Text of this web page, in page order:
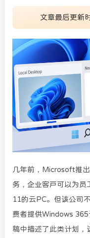
文章最后更新
几年前，Microsoft推
务，企业客户可以为
11的云PC。但该公司
费者提供Windows
稿中描述了此类计划